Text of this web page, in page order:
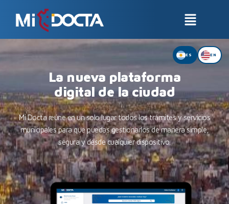
La nueva plataforma
digital de la ciudad
Mi Docta reúne en un solo lugar todos los trámites y servicios
municipales para que puedas gestionarlos de manera simple,
segura y desde cualquier dispositivo.
ES
★★★★★★
★★★★★
★★★★★★
★★★★★
★★★★★★
★★★★★ EN